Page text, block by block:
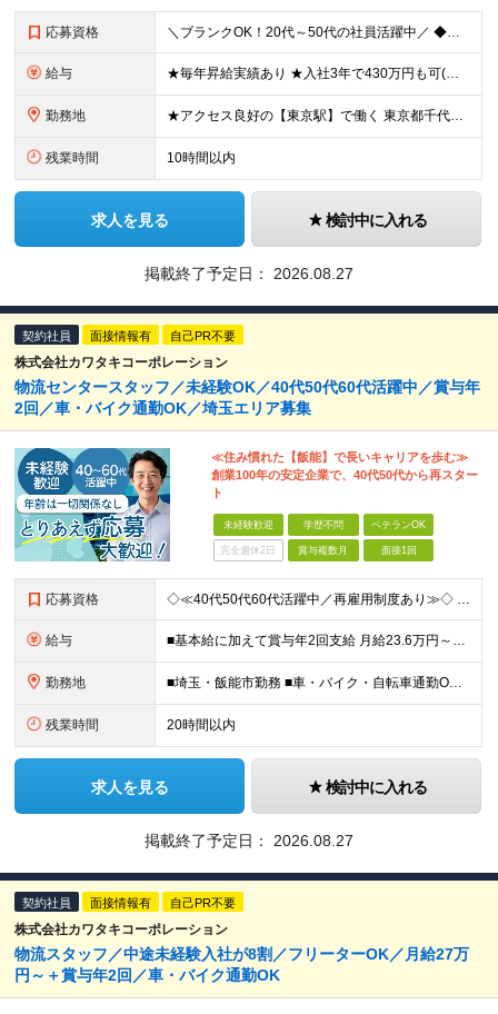
応募資格 ＼ブランクOK！20代～50代の社員活躍中／ ◆未経験歓迎 ◆学歴不問 主婦(夫)や新卒、第二新卒、フリーターやミドル層、シニア層の方など大歓迎です！ ★年齢構成★20代・30代：20％／40代
給与 ★毎年昇給実績あり ★入社3年で430万円も可(正社員登用された場合) ■入社時月収例：25万2840円(1万2040円×21日)＋賞与支給実績有（年2回・2025年度） 日給1万2040円 ※別
勤務地 ★アクセス良好の【東京駅】で働く 東京都千代田区丸の内1-9-1 ※(変更の範囲)上記を除く当社関連勤務地
残業時間 10時間以内
求人を見る 検討中に入れる
掲載終了予定日： 2026.08.27
契約社員 面接情報有 自己PR不要
株式会社カワタキコーポレーション
物流センタースタッフ／未経験OK／40代50代60代活躍中／賞与年
2回／車・バイク通勤OK／埼玉エリア募集
≪住み慣れた【飯能】で長いキャリアを歩む≫
創業100年の安定企業で、40代50代から再スター
ト
未経験歓迎 学歴不問 ベテランOK
完全週休2日 賞与複数月 面接1回
応募資格 ◇≪40代50代60代活躍中／再雇用制度あり≫◇ 現在、リーダー職は全員が40代以上。 同世代と一緒に働けるからこそ、 ギャップを感じずに居心地が良いのがポイントです。 ■未経験歓迎 ■学歴不問 ■
給与 ■基本給に加えて賞与年2回支給 月給23.6万円～＋賞与年2回＋残業代全額支給＋各種手当 ※試用期間なし
勤務地 ■埼玉・飯能市勤務 ■車・バイク・自転車通勤OK └駐車場・駐輪場完備で安心 【飯能物流センター】 埼玉県飯能市下川崎34 生活クラブ飯能デリバリーセンター (変更の範囲)上記を除く当社関連勤務地
残業時間 20時間以内
求人を見る 検討中に入れる
掲載終了予定日： 2026.08.27
契約社員 面接情報有 自己PR不要
株式会社カワタキコーポレーション
物流スタッフ／中途未経験入社が8割／フリーターOK／月給27万
円～＋賞与年2回／車・バイク通勤OK